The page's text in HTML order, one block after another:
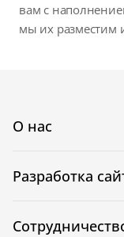
вам с
мы их разместим
О нас
Разработка